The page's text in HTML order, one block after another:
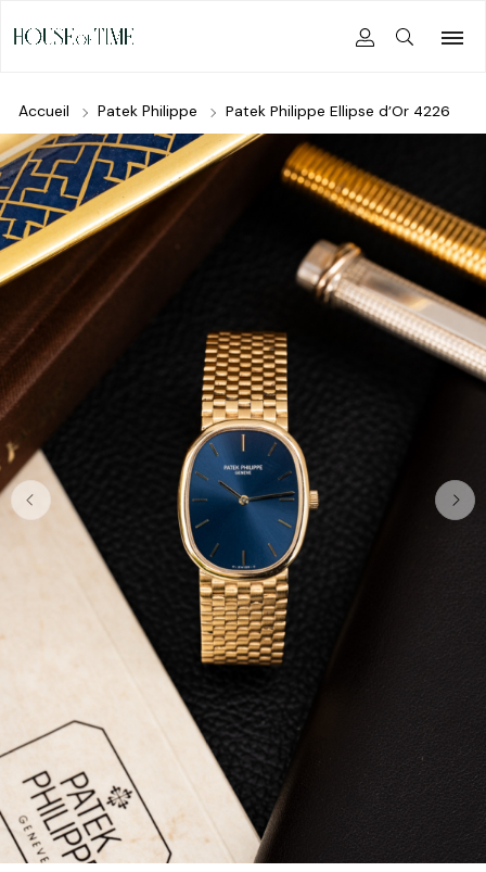
Accueil Patek Philippe Patek Philippe Ellipse d’Or 4226